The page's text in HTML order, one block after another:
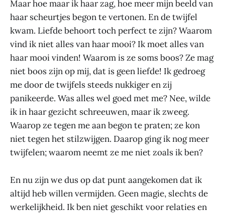
Maar hoe maar ik haar zag, hoe meer mijn beeld van
haar scheurtjes begon te vertonen. En de twijfel
kwam. Liefde behoort toch perfect te zijn? Waarom
vind ik niet alles van haar mooi? Ik moet alles van
haar mooi vinden! Waarom is ze soms boos? Ze mag
niet boos zijn op mij, dat is geen liefde! Ik gedroeg
me door de twijfels steeds nukkiger en zij
panikeerde. Was alles wel goed met me? Nee, wilde
ik in haar gezicht schreeuwen, maar ik zweeg.
Waarop ze tegen me aan begon te praten; ze kon
niet tegen het stilzwijgen. Daarop ging ik nog meer
twijfelen; waarom neemt ze me niet zoals ik ben?
En nu zijn we dus op dat punt aangekomen dat ik
altijd heb willen vermijden. Geen magie, slechts de
werkelijkheid. Ik ben niet geschikt voor relaties en